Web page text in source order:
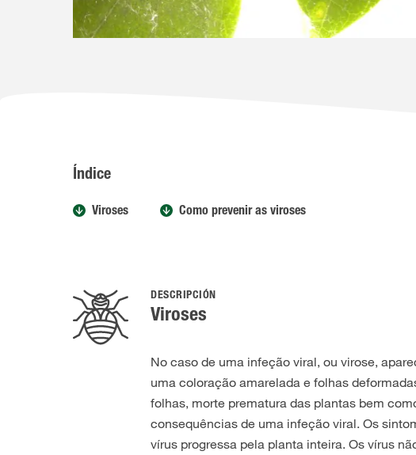
Índice
Viroses Como prevenir as viroses
DESCRIPCIÓN
Viroses
No caso de uma infeção viral, ou virose,
uma coloração amarelada e folhas
folhas, morte prematura das plantas bem
consequências de uma infeção viral. Os
vírus progressa pela planta inteira. Os vírus